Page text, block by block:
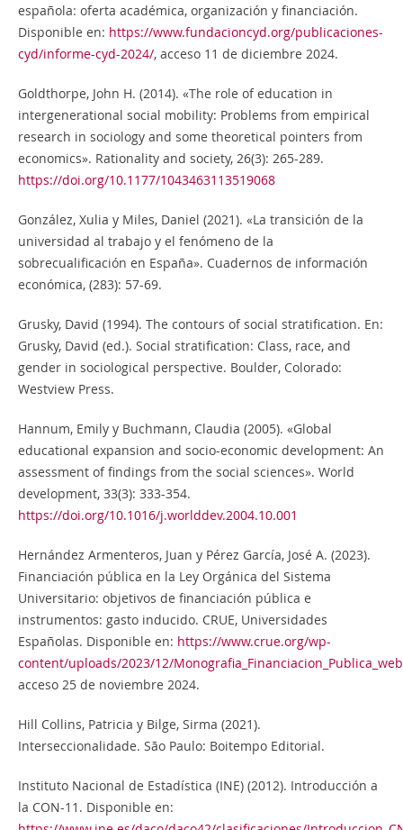
española: oferta académica, organización y financiación.
Disponible en: https://www.fundacioncyd.org/publicaciones-
cyd/informe-cyd-2024/, acceso 11 de diciembre 2024.
Goldthorpe, John H. (2014). «The role of education in
intergenerational social mobility: Problems from empirical
research in sociology and some theoretical pointers from
economics». Rationality and society, 26(3): 265-289.
https://doi.org/10.1177/1043463113519068
González, Xulia y Miles, Daniel (2021). «La transición de la
universidad al trabajo y el fenómeno de la
sobrecualificación en España». Cuadernos de información
económica, (283): 57-69.
Grusky, David (1994). The contours of social stratification. En:
Grusky, David (ed.). Social stratification: Class, race, and
gender in sociological perspective. Boulder, Colorado:
Westview Press.
Hannum, Emily y Buchmann, Claudia (2005). «Global
educational expansion and socio-economic development: An
assessment of findings from the social sciences». World
development, 33(3): 333-354.
https://doi.org/10.1016/j.worlddev.2004.10.001
Hernández Armenteros, Juan y Pérez García, José A. (2023).
Financiación pública en la Ley Orgánica del Sistema
Universitario: objetivos de financiación pública e
instrumentos: gasto inducido. CRUE, Universidades
Españolas. Disponible en: https://www.crue.org/wp-
content/uploads/2023/12/
acceso 25 de noviembre 2024.
Hill Collins, Patricia y Bilge, Sirma (2021).
Interseccionalidade. São Paulo: Boitempo Editorial.
Instituto Nacional de Estadística (INE) (2012). Introducción a
la CON-11. Disponible en: